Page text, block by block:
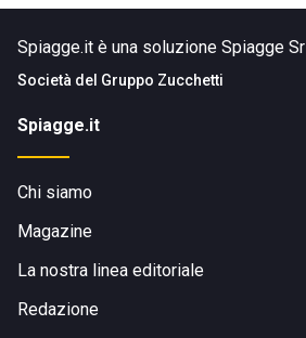
Spiagge.it è una soluzione Spiagge
Società del Gruppo Zucchetti
Spiagge.it
Chi siamo
Magazine
La nostra linea editoriale
Redazione